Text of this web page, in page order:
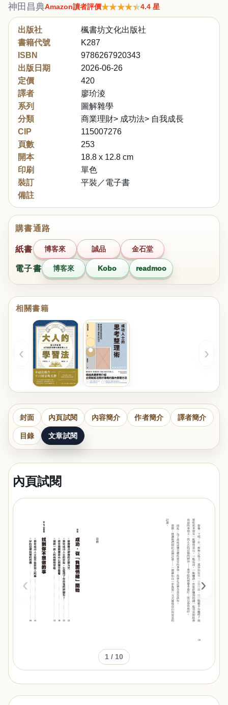
神田昌典Amazon讀者評價★★★★★
★★★★★4.4 星
出版社
楓書坊文化出版社
書籍代號
K287
ISBN
9786267920343
出版日期
2026-06-26
定價
420
譯者
廖玠淩
系列
圖解雜學
分類
商業理財> 成功法> 自我成長
CIP
115007276
頁數
253
開本
18.8 x 12.8 cm
印刷
單色
裝訂
平裝／電子書
備註
購書通路
紙書 博客來 誠品 金石堂
電子書 博客來 Kobo readmoo
相關書籍
‹ ›
封面 內頁試閱 內容簡介 作者簡介 譯者簡介
目錄 文章試閱
內頁試閱
‹ ›
1 / 10